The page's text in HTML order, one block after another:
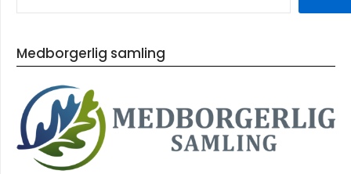
Medborgerlig samling